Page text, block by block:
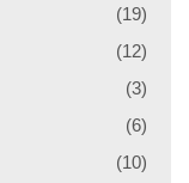
(19)
(12)
(3)
(6)
(10)